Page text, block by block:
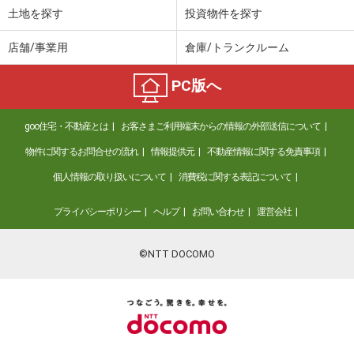
土地を探す 投資物件を探す
店舗/事業用 倉庫/トランクルーム
PC版へ
goo住宅・不動産とは お客さまご利用端末からの情報の外部送信について
物件に関するお問合せの流れ 情報提供元 不動産情報に関する免責事項
個人情報の取り扱いについて 消費税に関する表記について
プライバシーポリシー ヘルプ お問い合わせ 運営会社
©NTT DOCOMO